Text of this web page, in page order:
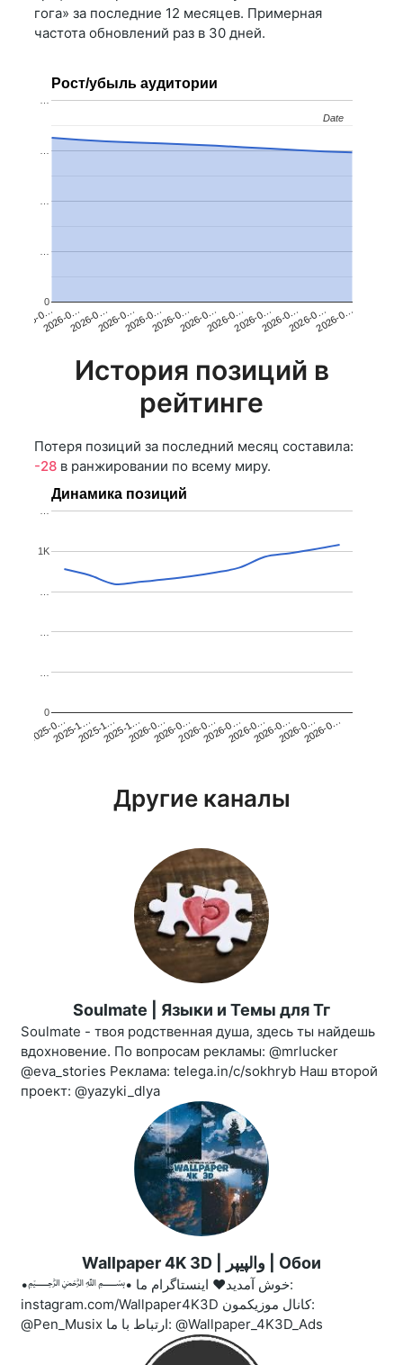
гога» за последние 12 месяцев. Примерная
частота обновлений раз в 30 дней.
Рост/убыль аудитории
2026-0…2026-0…2026-0…2026-0…2026-0…2026-0…2026-0…2026-0…2026-0…2026-0…2026-0…2026-0…
0
…
…
…
…
Date
Date
История позиций в
рейтинге
Потеря позиций за последний месяц составила:
-28 в ранжировании по всему миру.
Динамика позиций
2025-0…2025-1…2025-1…2025-1…2026-0…2026-0…2026-0…2026-0…2026-0…2026-0…2026-0…2026-0…
0
1K
…
Другие каналы
Soulmate | Языки и Темы для Тг
Soulmate - твоя родственная душа, здесь ты найдешь
вдохновение. По вопросам рекламы: @mrlucker
@eva_stories Реклама: telega.in/c/sokhryb Наш второй
проект: @yazyki_dlya
Wallpaper 4K 3D | والپیپر | Обои
•﷽• خوش آمدید♥️ اینستاگرام ما:
instagram.com/Wallpaper4K3D کانال موزیکمون:
@Pen_Musix ارتباط با ما: @Wallpaper_4K3D_Ads